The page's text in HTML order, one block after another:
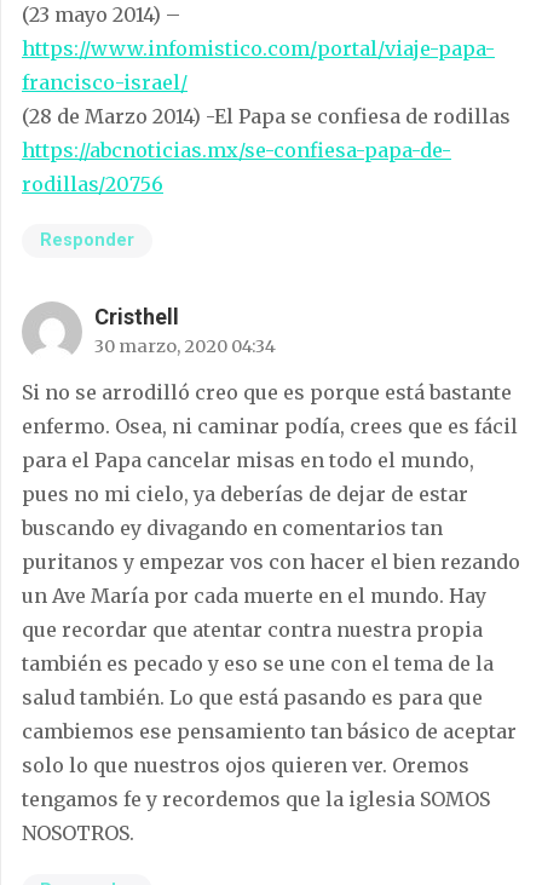
(23 mayo 2014) –
https://www.infomistico.com/portal/viaje-papa-
francisco-israel/
(28 de Marzo 2014) -El Papa se confiesa de rodillas
https://abcnoticias.mx/se-confiesa-papa-de-
rodillas/20756
Responder
Cristhell
30 marzo, 2020 04:34
Si no se arrodilló creo que es porque está bastante
enfermo. Osea, ni caminar podía, crees que es fácil
para el Papa cancelar misas en todo el mundo,
pues no mi cielo, ya deberías de dejar de estar
buscando ey divagando en comentarios tan
puritanos y empezar vos con hacer el bien rezando
un Ave María por cada muerte en el mundo. Hay
que recordar que atentar contra nuestra propia
también es pecado y eso se une con el tema de la
salud también. Lo que está pasando es para que
cambiemos ese pensamiento tan básico de aceptar
solo lo que nuestros ojos quieren ver. Oremos
tengamos fe y recordemos que la iglesia SOMOS
NOSOTROS.